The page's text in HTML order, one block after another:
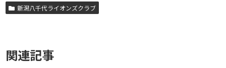
新潟八千代ライオンズクラブ
関連記事